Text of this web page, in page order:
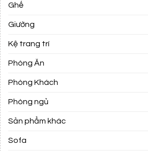
Ghế
Giường
Kệ trang trí
Phòng Ăn
Phòng Khách
Phòng ngủ
Sản phẩm khác
Sofa